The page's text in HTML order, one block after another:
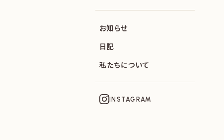
お知らせ
日記
私たちについて
INSTAGRAM